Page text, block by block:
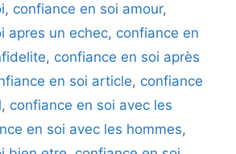
, confiance en soi amour,
apres un echec, confiance en
, confiance en soi après
en soi article, confiance
, confiance en soi avec les
en soi avec les hommes,